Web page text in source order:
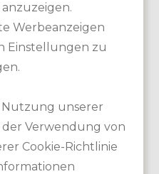
Course in die osmanische
seines gleichen sucht.
Art. Jede Abschlagsbox ist
es hierbei sehr geschickt
interessante
Landschaften zu
Werbeanzeigen
Einstellungen zu
unserer
der Verwendung von
Cookie-Richtlinie